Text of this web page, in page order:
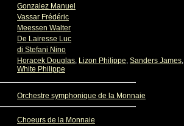
Gonzalez Manuel
Vassar Frédéric
Meessen Walter
De Lairesse Luc
di Stefani Nino
Horacek Douglas, Lizon Philippe, Sanders James,
White Philippe
Orchestre symphonique de la Monnaie
Choeurs de la Monnaie